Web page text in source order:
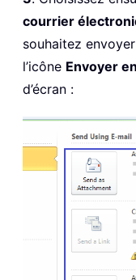
courrier
souhaitez
l’icône Envoyer
d’écran :